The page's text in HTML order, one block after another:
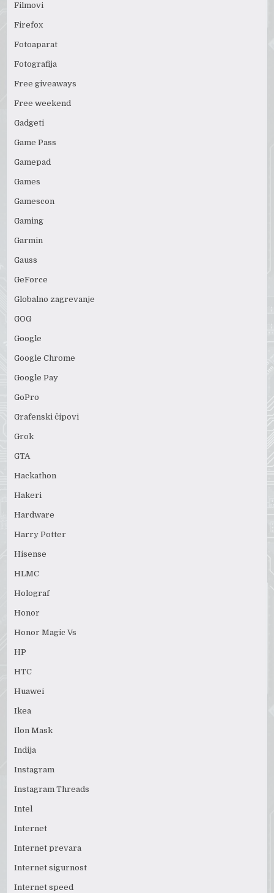
Filmovi
Firefox
Fotoaparat
Fotografija
Free giveaways
Free weekend
Gadgeti
Game Pass
Gamepad
Games
Gamescon
Gaming
Garmin
Gauss
GeForce
Globalno zagrevanje
GOG
Google
Google Chrome
Google Pay
GoPro
Grafenski čipovi
Grok
GTA
Hackathon
Hakeri
Hardware
Harry Potter
Hisense
HLMC
Holograf
Honor
Honor Magic Vs
HP
HTC
Huawei
Ikea
Ilon Mask
Indija
Instagram
Instagram Threads
Intel
Internet
Internet prevara
Internet sigurnost
Internet speed